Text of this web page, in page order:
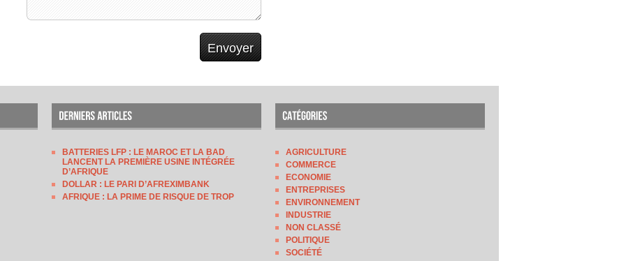
BATTERIES LFP : LE MAROC ET LA BAD
LANCENT LA PREMIÈRE USINE INTÉGRÉE
D’AFRIQUE
DOLLAR : LE PARI D’AFREXIMBANK
AFRIQUE : LA PRIME DE RISQUE DE TROP
AGRICULTURE
COMMERCE
ECONOMIE
ENTREPRISES
ENVIRONNEMENT
INDUSTRIE
NON CLASSÉ
POLITIQUE
SOCIÉTÉ